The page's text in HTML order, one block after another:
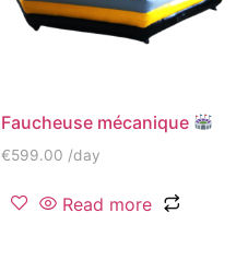
Faucheuse mécanique
€599.00 /day
Read more